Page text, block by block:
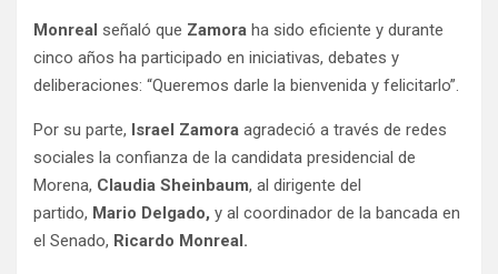
Monreal señaló que Zamora ha sido eficiente y durante
cinco años ha participado en iniciativas, debates y
deliberaciones: “Queremos darle la bienvenida y felicitarlo”.
Por su parte, Israel Zamora agradeció a través de redes
sociales la confianza de la candidata presidencial de
Morena, Claudia Sheinbaum, al dirigente del
partido, Mario Delgado, y al coordinador de la bancada en
el Senado, Ricardo Monreal.